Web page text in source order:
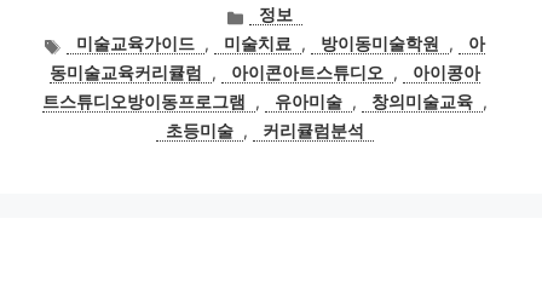
카
테
고
리
정보
태
그
미술교육가이드 , 미술치료 , 방이동미술학원 ,
아
동미술교육커리큘럼
, 아이콘아트스튜디오 ,
아이콩아
트스튜디오방이동프로그램
, 유아미술 , 창의미술교육 ,
초등미술 , 커리큘럼분석